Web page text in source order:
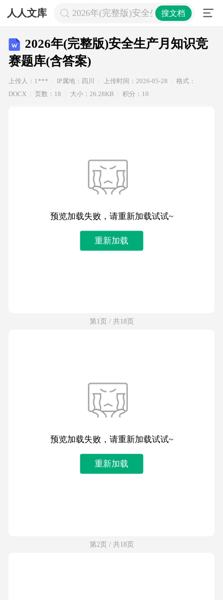
人人文库 2026年(完整版)安全生产月知识竞赛
搜文档
2026年(完整版)安全生产月知识竞
赛题库(含答案)
上传人：1*** IP属地：四川 上传时间：2026-05-28
格式：
DOCX
页数：18 大小：26.28KB 积分：10
预览加载失败，请重新加载试试~
重新加载
第1页 / 共18页
预览加载失败，请重新加载试试~
重新加载
第2页 / 共18页